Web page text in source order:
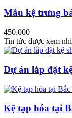
Mẫu kệ trưng
450.000
Tin tức được xem
Dự án lắp đặt
Kệ tạp hóa tại